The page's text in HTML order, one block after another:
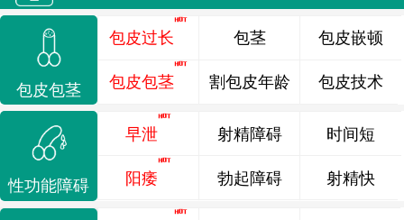
包皮包茎
包皮过长
包皮包茎
包茎
割包皮年龄
包皮嵌顿
包皮技术
性功能障碍
早泄
阳痿
射精障碍
勃起障碍
时间短
射精快